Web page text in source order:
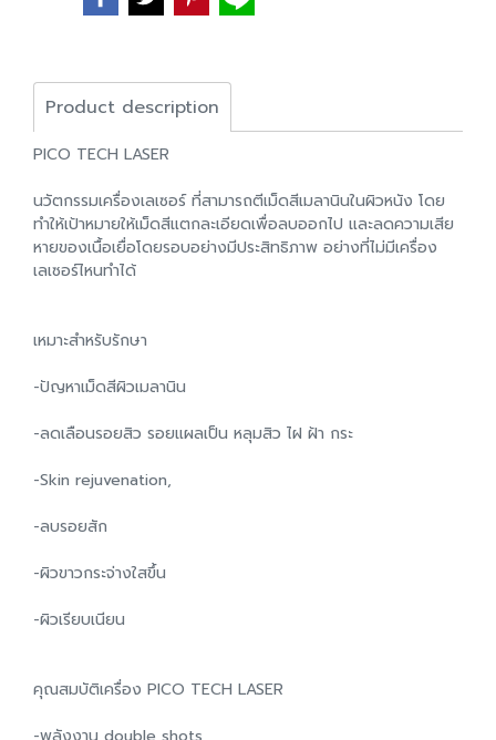
Product description
PICO TECH LASER
นวัตกรรมเครื่องเลเซอร์ ที่สามารถตีเม็ดสีเมลานินในผิวหนัง โดย
ทำให้เป้าหมายให้เม็ดสีแตกละเอียดเพื่อลบออกไป และลดความเสีย
หายของเนื้อเยื่อโดยรอบอย่างมีประสิทธิภาพ อย่างที่ไม่มีเครื่อง
เลเซอร์ไหนทำได้
เหมาะสำหรับรักษา
-ปัญหาเม็ดสีผิวเมลานิน
-ลดเลือนรอยสิว รอยแผลเป็น หลุมสิว ไฝ ฝ้า กระ
-Skin rejuvenation,
-ลบรอยสัก
-ผิวขาวกระจ่างใสขึ้น
-ผิวเรียบเนียน
คุณสมบัติเครื่อง PICO TECH LASER